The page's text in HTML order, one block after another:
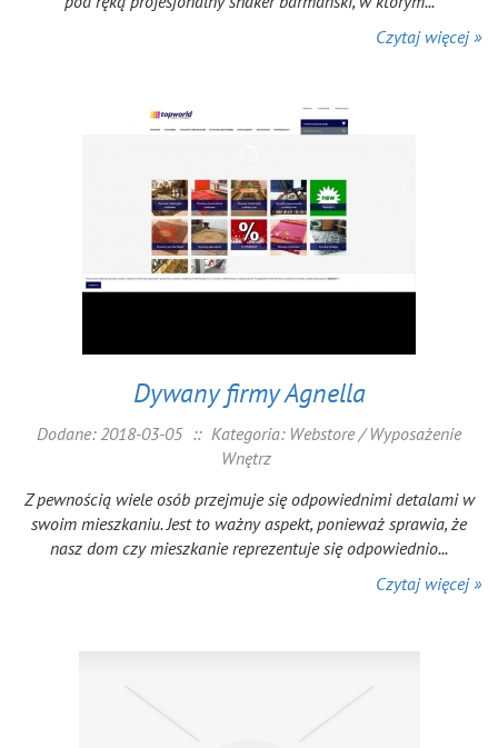
Czytaj więcej »
Dywany firmy Agnella
Dodane: 2018-03-05 :: Kategoria: Webstore / Wyposażenie
Wnętrz
Z pewnością wiele osób przejmuje się odpowiednimi detalami w
swoim mieszkaniu. Jest to ważny aspekt, ponieważ sprawia, że
nasz dom czy mieszkanie reprezentuje się odpowiednio...
Czytaj więcej »